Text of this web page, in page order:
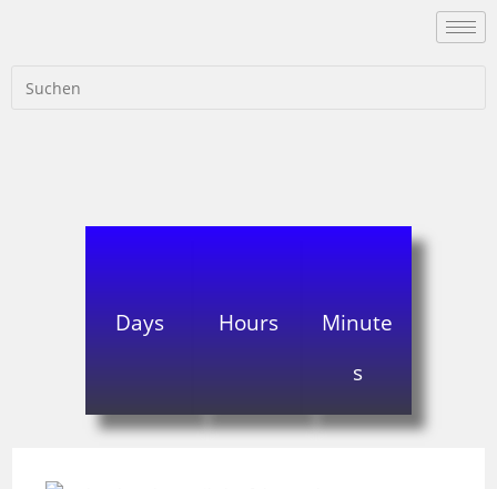
Days Hours
Minute
s